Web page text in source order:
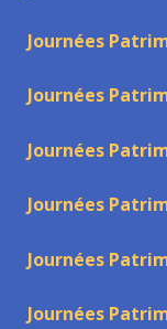
Journées
Journées
Journées
Journées
Journées
Journées